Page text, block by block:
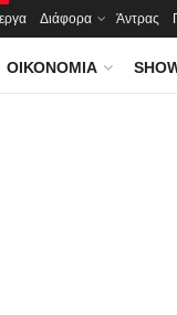
Διάφορα Άντρας
ΟΙΚΟΝΟΜΊΑ